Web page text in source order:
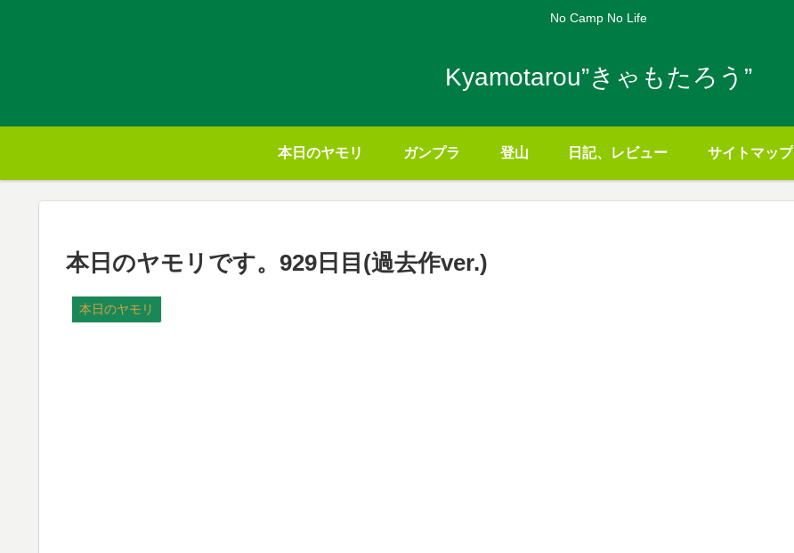
No Camp No Life
Kyamotarou”きゃもたろう”
本日のヤモリ ガンプラ 登山 日記、レビュー サイトマップ
本日のヤモリです。929日目(過去作ver.)
本日のヤモリ